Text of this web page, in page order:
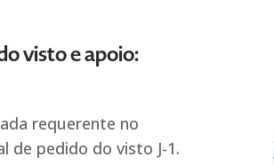
visto e apoio:
requerente no
de pedido do visto J-1.